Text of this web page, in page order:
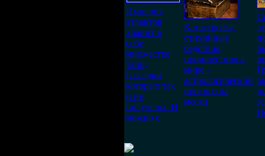
Империя
атлантов
хранит в
себе
множество
тайн,
разгадки
которых так
и не
получены. И
можно с
Катастрофы,
стихийные
бедствия,
проишествия в
мире -
астрологический
прогноз на
месяц